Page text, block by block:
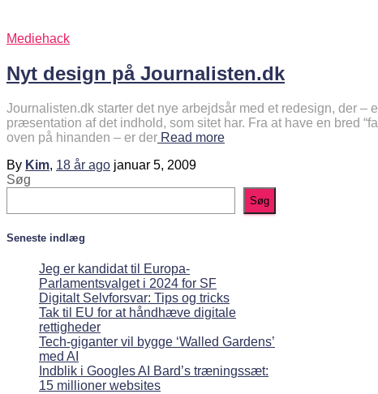
Mediehack
Nyt design på Journalisten.dk
Journalisten.dk starter det nye arbejdsår med et redesign, der –
præsentation af det indhold, som sitet har. Fra at have en bred
oven på hinanden – er der Read more
By Kim, 18 år ago januar 5, 2009
Søg
Søg
Seneste indlæg
Jeg er kandidat til Europa-
Parlamentsvalget i 2024 for SF
Digitalt Selvforsvar: Tips og tricks
Tak til EU for at håndhæve digitale
rettigheder
Tech-giganter vil bygge ‘Walled Gardens’
med AI
Indblik i Googles AI Bard’s træningssæt:
15 millioner websites